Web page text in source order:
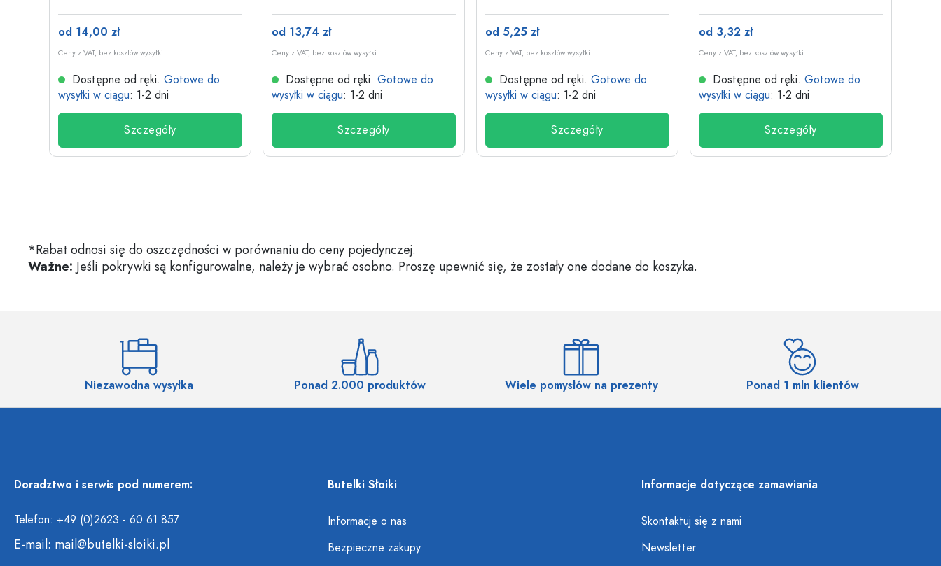
od 14,00 zł
Ceny z VAT, bez kosztów wysyłki
Dostępne od ręki. Gotowe do
wysyłki w ciągu: 1-2 dni
Szczegóły
od 13,74 zł
Ceny z VAT, bez kosztów wysyłki
Dostępne od ręki. Gotowe do
wysyłki w ciągu: 1-2 dni
Szczegóły
od 5,25 zł
Ceny z VAT, bez kosztów wysyłki
Dostępne od ręki. Gotowe do
wysyłki w ciągu: 1-2 dni
Szczegóły
od 3,32 zł
Ceny z VAT, bez kosztów wysyłki
Dostępne od ręki. Gotowe do
wysyłki w ciągu: 1-2 dni
Szczegóły
*Rabat odnosi się do oszczędności w porównaniu do ceny pojedynczej.
Ważne: Jeśli pokrywki są konfigurowalne, należy je wybrać osobno. Proszę upewnić się, że zostały one dodane do koszyka.
Niezawodna wysyłka Ponad 2.000 produktów Wiele pomysłów na prezenty Ponad 1 mln klientów
Doradztwo i serwis pod numerem:
Telefon: +49 (0)2623 - 60 61 857
E-mail: mail@butelki-sloiki.pl
Butelki Słoiki
Informacje o nas
Bezpieczne zakupy
Informacje dotyczące zamawiania
Skontaktuj się z nami
Newsletter